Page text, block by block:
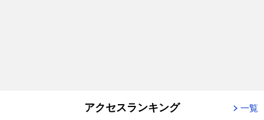
アクセスランキング 一覧